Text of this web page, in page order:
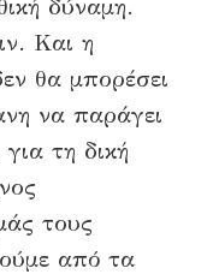
δύναμη.
Και η
θα μπορέσει
να παράγει
τη δική
τους
από τα